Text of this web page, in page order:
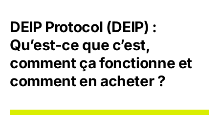
DEIP Protocol (DEIP) :
Qu’est-ce que c’est,
comment ça fonctionne et
comment en acheter ?